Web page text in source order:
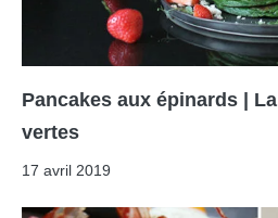
Pancakes aux épinards |
vertes
17 avril 2019